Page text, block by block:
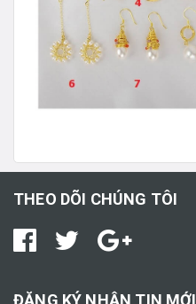
THEO DÕI CHÚNG TÔI
ĐĂNG KÝ NHẬN TIN MỚI